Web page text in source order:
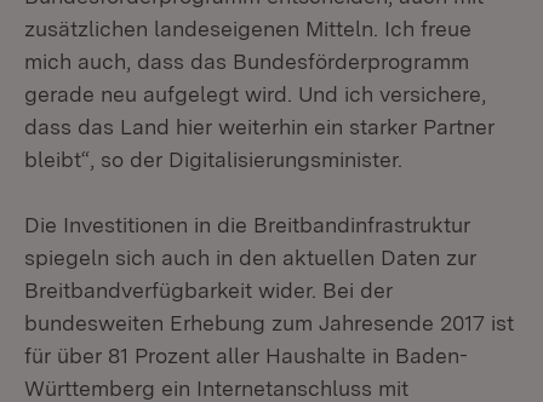
zusätzlichen landeseigenen Mitteln. Ich freue
mich auch, dass das Bundesförderprogramm
gerade neu aufgelegt wird. Und ich versichere,
dass das Land hier weiterhin ein starker Partner
bleibt“, so der Digitalisierungsminister.
Die Investitionen in die Breitbandinfrastruktur
spiegeln sich auch in den aktuellen Daten zur
Breitbandverfügbarkeit wider. Bei der
bundesweiten Erhebung zum Jahresende 2017 ist
für über 81 Prozent aller Haushalte in Baden-
Württemberg ein Internetanschluss mit